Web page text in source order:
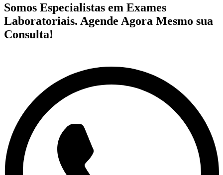
Somos Especialistas em Exames
Laboratoriais. Agende Agora Mesmo sua
Consulta!